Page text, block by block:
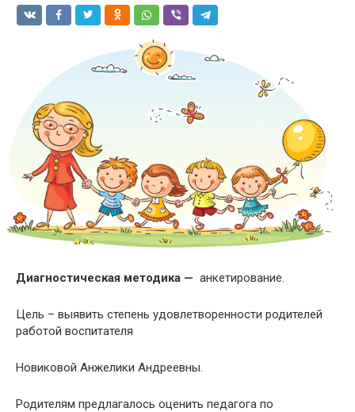
Диагностическая методика — анкетирование.
Цель – выявить степень удовлетворенности родителей
работой воспитателя
Новиковой Анжелики Андреевны.
Родителям предлагалось оценить педагога по